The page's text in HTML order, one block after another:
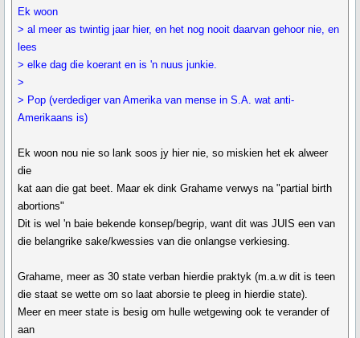
Ek woon
> al meer as twintig jaar hier, en het nog nooit daarvan gehoor nie, en
lees
> elke dag die koerant en is 'n nuus junkie.
>
> Pop (verdediger van Amerika van mense in S.A. wat anti-
Amerikaans is)
Ek woon nou nie so lank soos jy hier nie, so miskien het ek alweer
die
kat aan die gat beet. Maar ek dink Grahame verwys na "partial birth
abortions"
Dit is wel 'n baie bekende konsep/begrip, want dit was JUIS een van
die belangrike sake/kwessies van die onlangse verkiesing.
Grahame, meer as 30 state verban hierdie praktyk (m.a.w dit is teen
die staat se wette om so laat aborsie te pleeg in hierdie state).
Meer en meer state is besig om hulle wetgewing ook te verander of
aan